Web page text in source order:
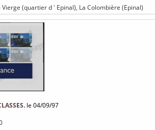
Vierge (quartier d ' Epinal), La Colombière (Epinal)
le 04/09/97